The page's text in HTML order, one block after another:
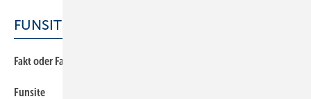
FUNSITE
Fakt oder Fake
Funsite